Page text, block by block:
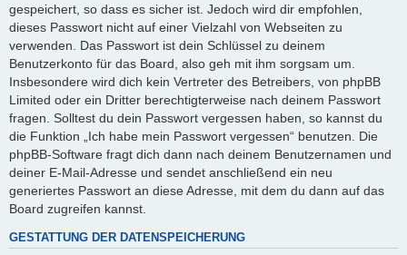
gespeichert, so dass es sicher ist. Jedoch wird dir empfohlen,
dieses Passwort nicht auf einer Vielzahl von Webseiten zu
verwenden. Das Passwort ist dein Schlüssel zu deinem
Benutzerkonto für das Board, also geh mit ihm sorgsam um.
Insbesondere wird dich kein Vertreter des Betreibers, von phpBB
Limited oder ein Dritter berechtigterweise nach deinem Passwort
fragen. Solltest du dein Passwort vergessen haben, so kannst du
die Funktion „Ich habe mein Passwort vergessen“ benutzen. Die
phpBB-Software fragt dich dann nach deinem Benutzernamen und
deiner E-Mail-Adresse und sendet anschließend ein neu
generiertes Passwort an diese Adresse, mit dem du dann auf das
Board zugreifen kannst.
GESTATTUNG DER DATENSPEICHERUNG